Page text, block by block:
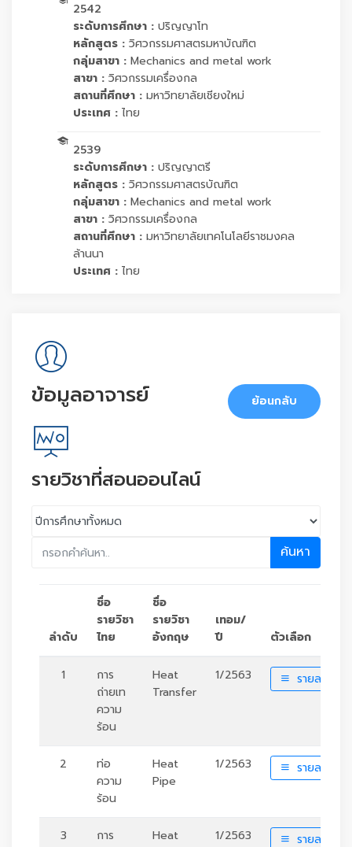
2542
ระดับการศึกษา : ปริญญาโท
หลักสูตร : วิศวกรรมศาสตรมหาบัณฑิต
กลุ่มสาขา : Mechanics and metal work
สาขา : วิศวกรรมเครื่องกล
สถานที่ศึกษา : มหาวิทยาลัยเชียงใหม่
ประเทศ : ไทย
2539
ระดับการศึกษา : ปริญญาตรี
หลักสูตร : วิศวกรรมศาสตรบัณฑิต
กลุ่มสาขา : Mechanics and metal work
สาขา : วิศวกรรมเครื่องกล
สถานที่ศึกษา : มหาวิทยาลัยเทคโนโลยีราชมงคล
ล้านนา
ประเทศ : ไทย
ข้อมูลอาจารย์ ย้อนกลับ
รายวิชาที่สอนออนไลน์
ค้นหา
ลำดับ
ชื่อ
รายวิชา
ไทย
ชื่อ
รายวิชา
อังกฤษ
เทอม/
ปี
ตัวเลือก
1
การ
ถ่ายเท
ความ
ร้อน
Heat
Transfer
1/2563 รายละเอียด
2
ท่อ
ความ
ร้อน
Heat
Pipe
1/2563 รายละเอียด
3
การ
Heat
1/2563 รายละเอียด